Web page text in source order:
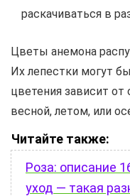
раскачиваться в
Цветы анемона
Их лепестки могут
цветения зависит
весной, летом, или
Читайте также:
Роза: описание
уход — такая